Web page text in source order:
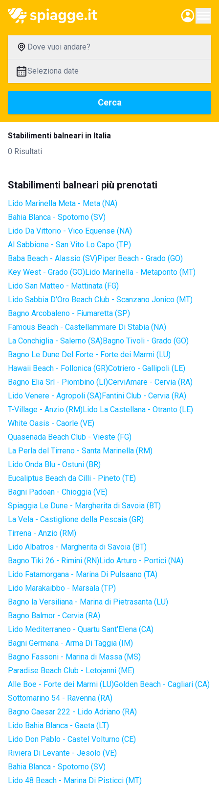
Dove vuoi andare?
Seleziona date
Cerca
Stabilimenti balneari in Italia
0 Risultati
Stabilimenti balneari più prenotati
Lido Marinella Meta - Meta (NA)
Bahia Blanca - Spotorno (SV)
Lido Da Vittorio - Vico Equense (NA)
Al Sabbione - San Vito Lo Capo (TP)
Baba Beach - Alassio (SV)Piper Beach - Grado (GO)
Key West - Grado (GO)Lido Marinella - Metaponto (MT)
Lido San Matteo - Mattinata (FG)
Lido Sabbia D'Oro Beach Club - Scanzano Jonico (MT)
Bagno Arcobaleno - Fiumaretta (SP)
Famous Beach - Castellammare Di Stabia (NA)
La Conchiglia - Salerno (SA)Bagno Tivoli - Grado (GO)
Bagno Le Dune Del Forte - Forte dei Marmi (LU)
Hawaii Beach - Follonica (GR)Cotriero - Gallipoli (LE)
Bagno Elia Srl - Piombino (LI)CerviAmare - Cervia (RA)
Lido Venere - Agropoli (SA)Fantini Club - Cervia (RA)
T-Village - Anzio (RM)Lido La Castellana - Otranto (LE)
White Oasis - Caorle (VE)
Quasenada Beach Club - Vieste (FG)
La Perla del Tirreno - Santa Marinella (RM)
Lido Onda Blu - Ostuni (BR)
Eucaliptus Beach da Cilli - Pineto (TE)
Bagni Padoan - Chioggia (VE)
Spiaggia Le Dune - Margherita di Savoia (BT)
La Vela - Castiglione della Pescaia (GR)
Tirrena - Anzio (RM)
Lido Albatros - Margherita di Savoia (BT)
Bagno Tiki 26 - Rimini (RN)Lido Arturo - Portici (NA)
Lido Fatamorgana - Marina Di Pulsaano (TA)
Lido Marakaibbo - Marsala (TP)
Bagno la Versiliana - Marina di Pietrasanta (LU)
Bagno Balmor - Cervia (RA)
Lido Mediterraneo - Quartu Sant'Elena (CA)
Bagni Germana - Arma Di Taggia (IM)
Bagno Fassoni - Marina di Massa (MS)
Paradise Beach Club - Letojanni (ME)
Alle Boe - Forte dei Marmi (LU)Golden Beach - Cagliari (CA)
Sottomarino 54 - Ravenna (RA)
Bagno Caesar 222 - Lido Adriano (RA)
Lido Bahia Blanca - Gaeta (LT)
Lido Don Pablo - Castel Volturno (CE)
Riviera Di Levante - Jesolo (VE)
Bahia Blanca - Spotorno (SV)
Lido 48 Beach - Marina Di Pisticci (MT)